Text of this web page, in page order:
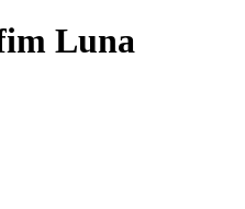
Luna